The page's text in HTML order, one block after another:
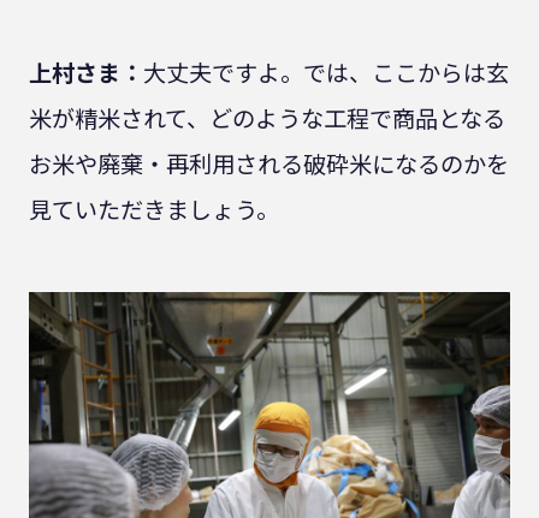
上村さま： 大丈夫ですよ。では、ここからは玄
米が精米されて、どのような工程で商品となる
お米や廃棄・再利用される破砕米になるのかを
見ていただきましょう。